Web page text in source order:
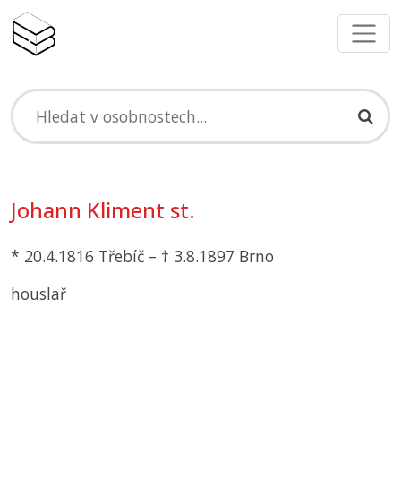
Johann Kliment st.
* 20.4.1816 Třebíč – † 3.8.1897 Brno
houslař